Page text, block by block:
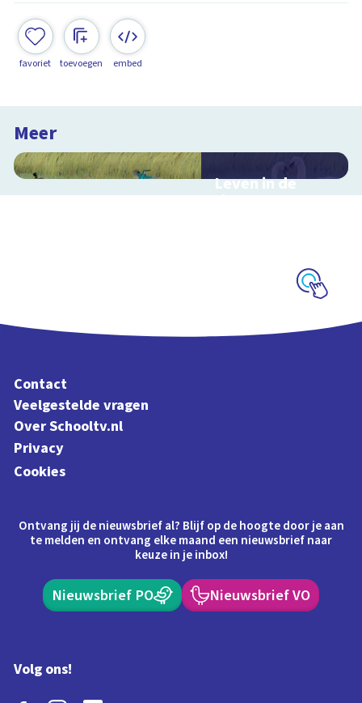
favoriet toevoegen embed
Meer
Leven in de
sloot
Contact
Veelgestelde vragen
Over Schooltv.nl
Privacy
Cookies
Ontvang jij de nieuwsbrief al? Blijf op de hoogte door je aan
te melden en ontvang elke maand een nieuwsbrief naar
keuze in je inbox!
Nieuwsbrief PO Nieuwsbrief VO
Volg ons!